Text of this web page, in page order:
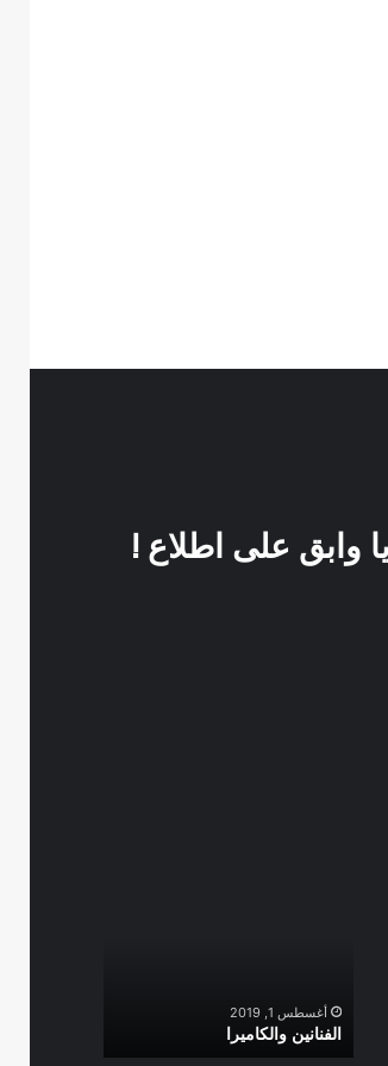
وابق على اطلاع !
أغسطس 1, 2019
الفنانين والكاميرا